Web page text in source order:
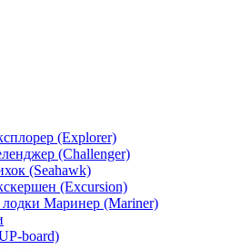
(Explorer)
(Challenger)
(Seahawk)
(Excursion)
Маринер (Mariner)
board)